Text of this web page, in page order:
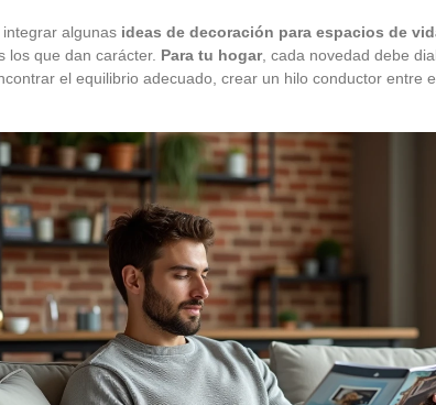
algunas ideas de decoración para espacios de
los que dan carácter. Para tu hogar, cada novedad debe
el equilibrio adecuado, crear un hilo conductor entre